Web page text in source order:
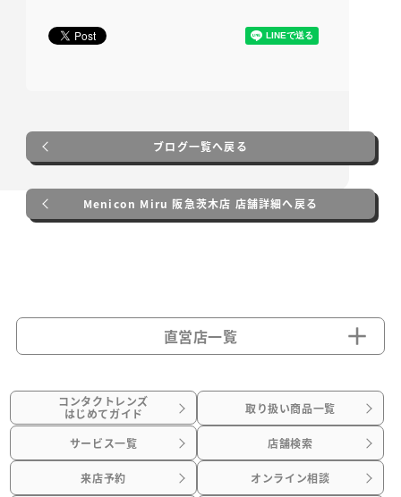
ブログ一覧へ戻る
Menicon Miru 阪急茨木店 店舗詳細へ戻る
直営店一覧
コンタクトレンズ
はじめてガイド 取り扱い商品一覧
サービス一覧 店舗検索
来店予約 オンライン相談